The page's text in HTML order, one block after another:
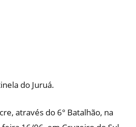
do Juruá.
através do 6° Batalhão, na